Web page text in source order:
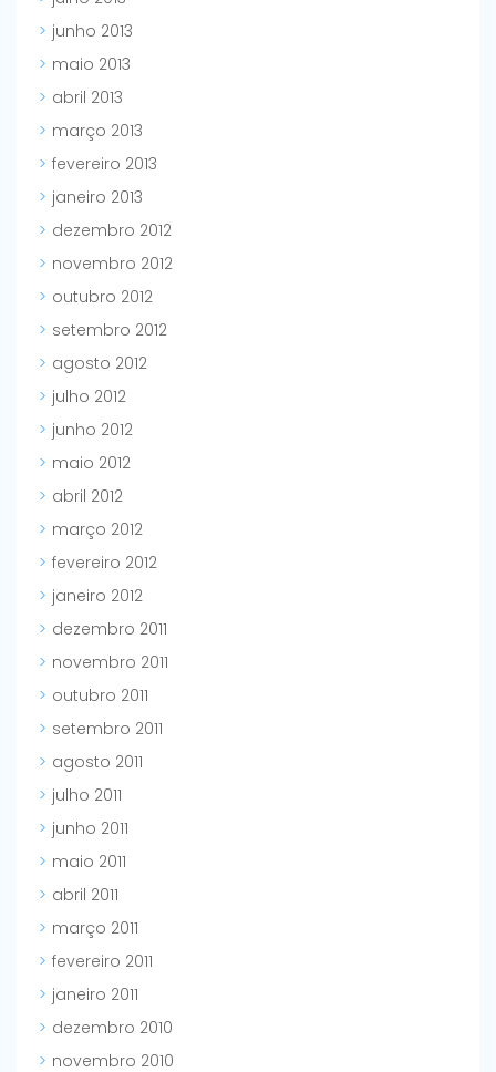
junho 2013
maio 2013
abril 2013
março 2013
fevereiro 2013
janeiro 2013
dezembro 2012
novembro 2012
outubro 2012
setembro 2012
agosto 2012
julho 2012
junho 2012
maio 2012
abril 2012
março 2012
fevereiro 2012
janeiro 2012
dezembro 2011
novembro 2011
outubro 2011
setembro 2011
agosto 2011
julho 2011
junho 2011
maio 2011
abril 2011
março 2011
fevereiro 2011
janeiro 2011
dezembro 2010
novembro 2010